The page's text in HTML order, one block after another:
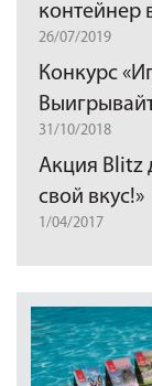
контейнер
26/07/2019
Конкурс
31/10/2018
Акция Blitz
свой вкус!»
1/04/2017